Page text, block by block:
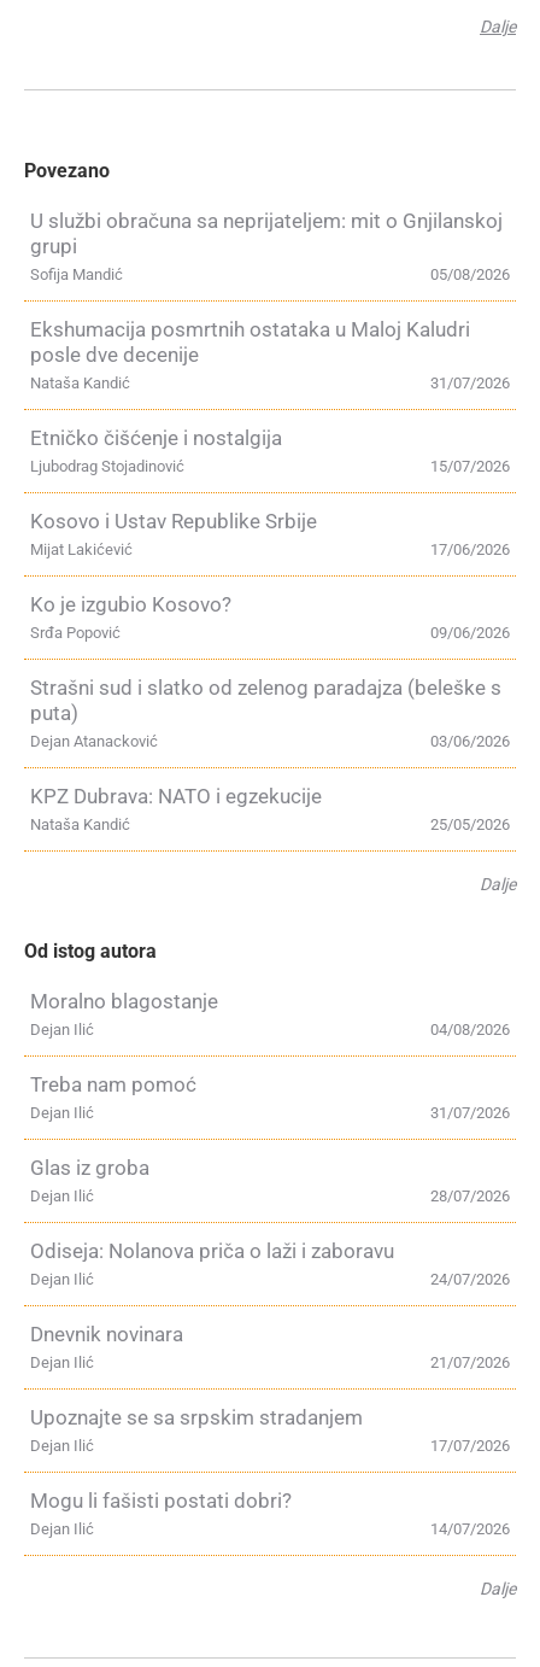
Dalje
Povezano
U službi obračuna sa neprijateljem: mit o Gnjilanskoj
grupi
05/08/2026
Sofija Mandić
Ekshumacija posmrtnih ostataka u Maloj Kaludri
posle dve decenije
31/07/2026
Nataša Kandić
Etničko čišćenje i nostalgija
15/07/2026
Ljubodrag Stojadinović
Kosovo i Ustav Republike Srbije
17/06/2026
Mijat Lakićević
Ko je izgubio Kosovo?
09/06/2026
Srđa Popović
Strašni sud i slatko od zelenog paradajza (beleške s
puta)
03/06/2026
Dejan Atanacković
KPZ Dubrava: NATO i egzekucije
25/05/2026
Nataša Kandić
Dalje
Od istog autora
Moralno blagostanje
04/08/2026
Dejan Ilić
Treba nam pomoć
31/07/2026
Dejan Ilić
Glas iz groba
28/07/2026
Dejan Ilić
Odiseja: Nolanova priča o laži i zaboravu
24/07/2026
Dejan Ilić
Dnevnik novinara
21/07/2026
Dejan Ilić
Upoznajte se sa srpskim stradanjem
17/07/2026
Dejan Ilić
Mogu li fašisti postati dobri?
14/07/2026
Dejan Ilić
Dalje